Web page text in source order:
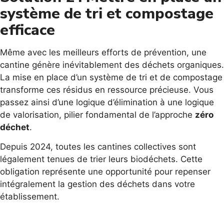
système de tri et compostage
efficace
Même avec les meilleurs efforts de prévention, une
cantine génère inévitablement des déchets organiques.
La mise en place d’un système de tri et de compostage
transforme ces résidus en ressource précieuse. Vous
passez ainsi d’une logique d’élimination à une logique
de valorisation, pilier fondamental de l’approche zéro
déchet.
Depuis 2024, toutes les cantines collectives sont
légalement tenues de trier leurs biodéchets. Cette
obligation représente une opportunité pour repenser
intégralement la gestion des déchets dans votre
établissement.